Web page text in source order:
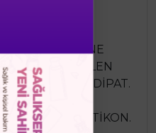
SUYU (AVENE
BUTİLEN
DİİZOPROPİL ADİPAT.
SİKLOMETİKON.